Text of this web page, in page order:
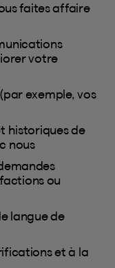
faites affaire
votre
exemple, vos
historiques de
nous
ou
langue de
et à la